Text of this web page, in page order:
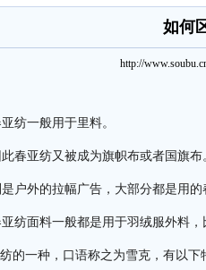
如何
http://
纺一般用于里料。
亚纺又被成为旗帜布或者国旗布
外的拉幅广告，大部分都是用的
面料一般都是用于羽绒服外料，
一种，口语称之为雪克，有以下